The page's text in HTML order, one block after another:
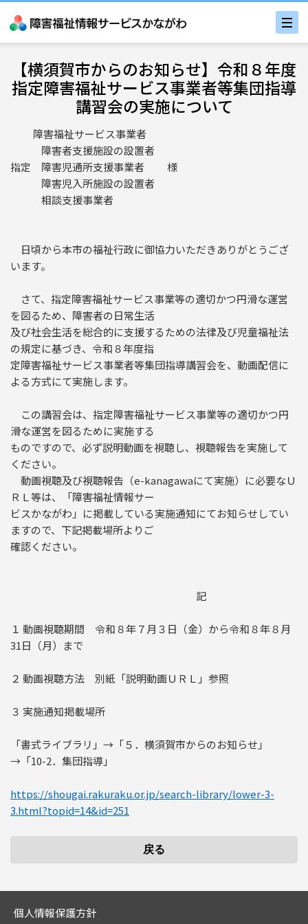
【横須賀市からのお知らせ】令和８年度
指定障害福祉サービス事業者等集団指導
講習会の実施について
障害福祉サービス事業者
障害者支援施設の設置者
指定 障害児通所支援事業者 様
障害児入所施設の設置者
相談支援事業者
日頃から本市の福祉行政に御協力いただきありがとうござ
います。
さて、指定障害福祉サービス事業等の適切かつ円滑な運営
を図るため、障害者の日常生活
及び社会生活を総合的に支援するための法律及び児童福祉法
の規定に基づき、令和８年度指
定障害福祉サービス事業者等集団指導講習会を、動画配信に
よる方式にて実施します。
この講習会は、指定障害福祉サービス事業等の適切かつ円
滑な運営を図るために実施する
ものですので、必ず説明動画を視聴し、視聴報告を実施して
ください。
動画視聴及び視聴報告（e-kanagawaにて実施）に必要なＵ
ＲＬ等は、「障害福祉情報サー
ビスかながわ」に掲載している実施通知にてお知らせしてい
ますので、下記掲載場所よりご
確認ください。
記
１ 動画視聴期間 令和８年７月３日（金）から令和８年８月
31日（月）まで
２ 動画視聴方法 別紙「説明動画ＵＲＬ」参照
３ 実施通知掲載場所
「書式ライブラリ」→「５．横須賀市からのお知らせ」
→「10-2．集団指導」
https://shougai.rakuraku.or.jp/search-library/lower-3-
3.html?topid=14&id=251
個人情報保護方針